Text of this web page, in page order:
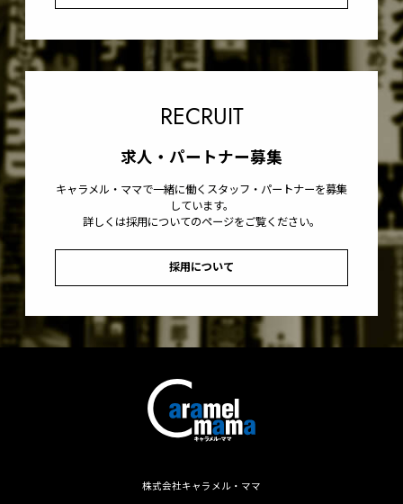
RECRUIT
求人・パートナー募集
キャラメル・ママで一緒に働くスタッフ・パートナーを募集
しています。
詳しくは採用についてのページをご覧ください。
採用について
株式会社キャラメル・ママ